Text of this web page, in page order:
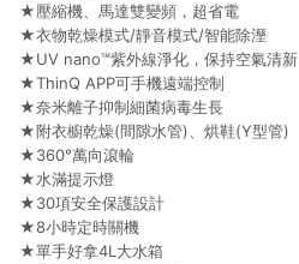
★壓縮機、馬達雙變頻，超省電
★衣物乾燥模式/靜音模式/智能除溼
★UV nano™紫外線淨化，保持空氣清新
★ThinQ APP可手機遠端控制
★奈米離子抑制細菌病毒生長
★附衣櫥乾燥(間隙水管)、烘鞋(Y型管)
★360°萬向滾輪
★水滿提示燈
★30項安全保護設計
★8小時定時關機
★單手好拿4L大水箱